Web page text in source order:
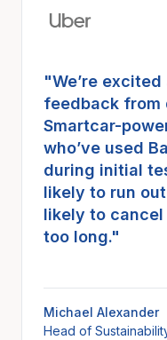
"We’re
feedback from
Smartcar-
who’ve used
during initial
likely to run
likely to cancel
too long."
Michael Alexander
Head of